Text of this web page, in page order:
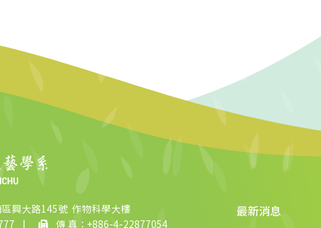
興大路145號 作物科學大樓
| 傳 真：+886-4-22877054
最新消息